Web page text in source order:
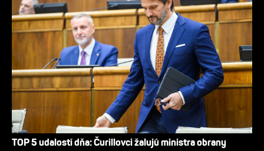
TOP 5 udalostí dňa: Čurillovci žalujú ministra obrany